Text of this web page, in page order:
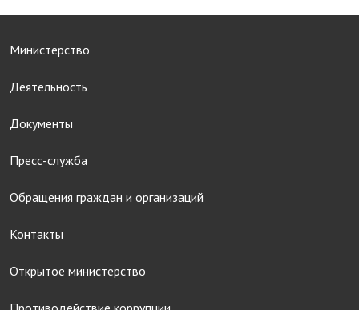
Министерство
Деятельность
Документы
Пресс-служба
Обращения граждан и организаций
Контакты
Открытое министерство